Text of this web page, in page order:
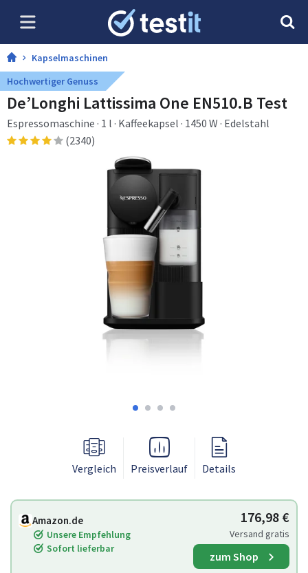
Kapselmaschinen
Hochwertiger Genuss
De’Longhi Lattissima One EN510.B Test
Espressomaschine · 1 l · Kaffeekapsel · 1450 W · Edelstahl
(2340)
Vergleich Preisverlauf Details
Amazon.de
Unsere Empfehlung
Sofort lieferbar
176,98 €
Versand gratis
zum Shop